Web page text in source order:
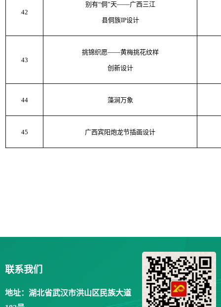
42
别有“侗”天——广西三江
县侗族IP设计
43
挑锦织愿——黄梅挑花纹样
创新设计
44 藻涧万象
45 广西宾阳炮龙节插画设计
联系我们
地址：湖北省武汉市洪山区民族大道